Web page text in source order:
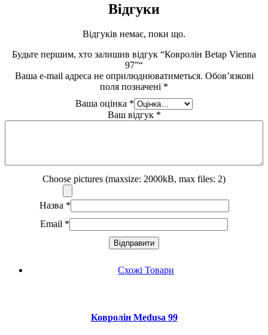
Відгуки
Відгуків немає, поки що.
Будьте першим, хто залишив відгук “Ковролін Betap Vienna
97”“
Ваша e-mail адреса не оприлюднюватиметься. Обов’язкові
поля позначені *
Ваша оцінка *
Ваш відгук *
Choose pictures (maxsize: 2000kB, max files: 2)
Назва *
Email *
Схожі Товари
Ковролін Medusa 99